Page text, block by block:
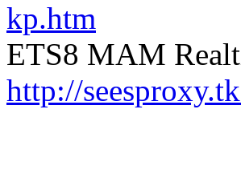
kp.htm
ETS8 MAM
http://